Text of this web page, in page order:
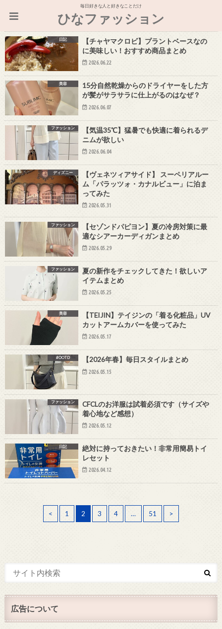
毎日好きな人と好きなことだけ
ひなファッション
日記
【チャヤマクロビ】プラントベースなの
に美味しい！おすすめ商品まとめ
2026.06.22
美容
15分自然乾燥からのドライヤーをした方
が髪がサラサラに仕上がるのはなぜ？
2026.06.07
ファッション
【気温35℃】猛暑でも快適に着られるデ
ニムが欲しい
2026.06.04
ディズニー
【ヴェネツィアサイド】 スーペリアルー
ム「パラッツォ・カナルビュー」に泊ま
ってみた
2026.05.31
ファッション
【セゾンドパピヨン】夏の冷房対策に最
適なシアーカーディガンまとめ
2026.05.29
ファッション
夏の新作をチェックしてきた！欲しいア
イテムまとめ
2026.05.25
美容
【TEIJIN】テイジンの「着る化粧品」UV
カットアームカバーを使ってみた
2026.05.17
#OOTD 【2026年春】毎日スタイルまとめ
2026.05.15
ファッション
CFCLのお洋服は試着必須です（サイズや
着心地など感想）
2026.05.12
日記
絶対に持っておきたい！非常用簡易トイ
レセット
2026.04.12
< 1 2 3 4 … 51 >
広告について